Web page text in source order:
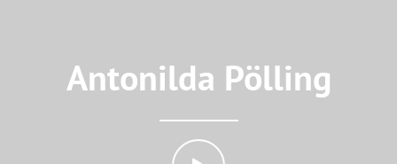
Antonilda Pölling